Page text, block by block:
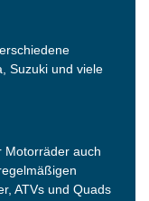
Suzuki und viele
Motorräder auch
ATVs und Quads